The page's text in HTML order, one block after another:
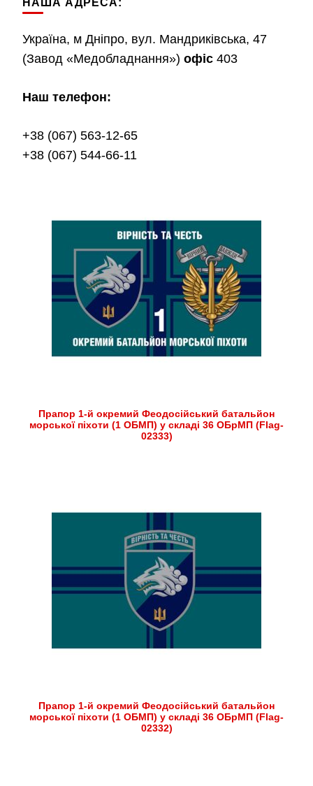
Україна, м Дніпро, вул. Мандриківська, 47
(Завод «Медобладнання») офіс 403
Наш телефон:
+38 (067) 563-12-65
+38 (067) 544-66-11
Прапор 1-й окремий Феодосійський батальйон
морської піхоти (1 ОБМП) у складі 36 ОБрМП (Flag-
02333)
Прапор 1-й окремий Феодосійський батальйон
морської піхоти (1 ОБМП) у складі 36 ОБрМП (Flag-
02332)